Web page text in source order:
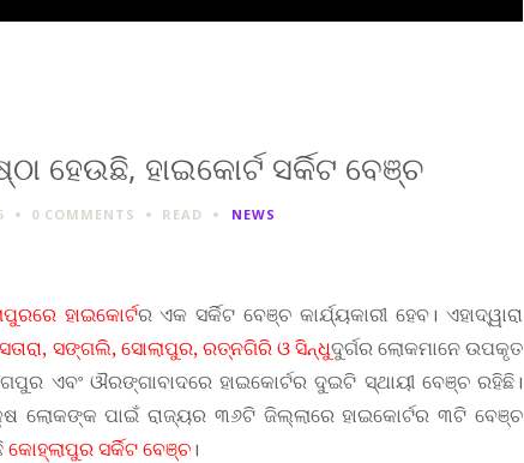
ହେଉଛି, ହାଇକୋର୍ଟ ସର୍କିଟ ବେଞ୍ଚ
0 COMMENTS READ NEWS
ହାଇକୋର୍ଟର ଏକ ସର୍କିଟ ବେଞ୍ଚ କାର୍ଯ୍ୟକାରୀ ହେବ। ଏହାଦ୍ୱାରା
ସତାରା, ସଙ୍ଗଲି, ସୋଲାପୁର, ରତ୍ନଗିରି ଓ ସିନ୍ଧୁଦୁର୍ଗର ଲୋକମାନେ ଉପକୃତ
ଏବଂ ଔରଙ୍ଗାବାଦରେ ହାଇକୋର୍ଟର ଦୁଇଟି ସ୍ଥାୟୀ ବେଞ୍ଚ ରହିଛି।
ଲୋକଙ୍କ ପାଇଁ ରାଜ୍ୟର ୩୬ଟି ଜିଲ୍ଲାରେ ହାଇକୋର୍ଟର ୩ଟି ବେଞ୍ଚ
କୋହ୍ଲାପୁର ସର୍କିଟ ବେଞ୍ଚ ।